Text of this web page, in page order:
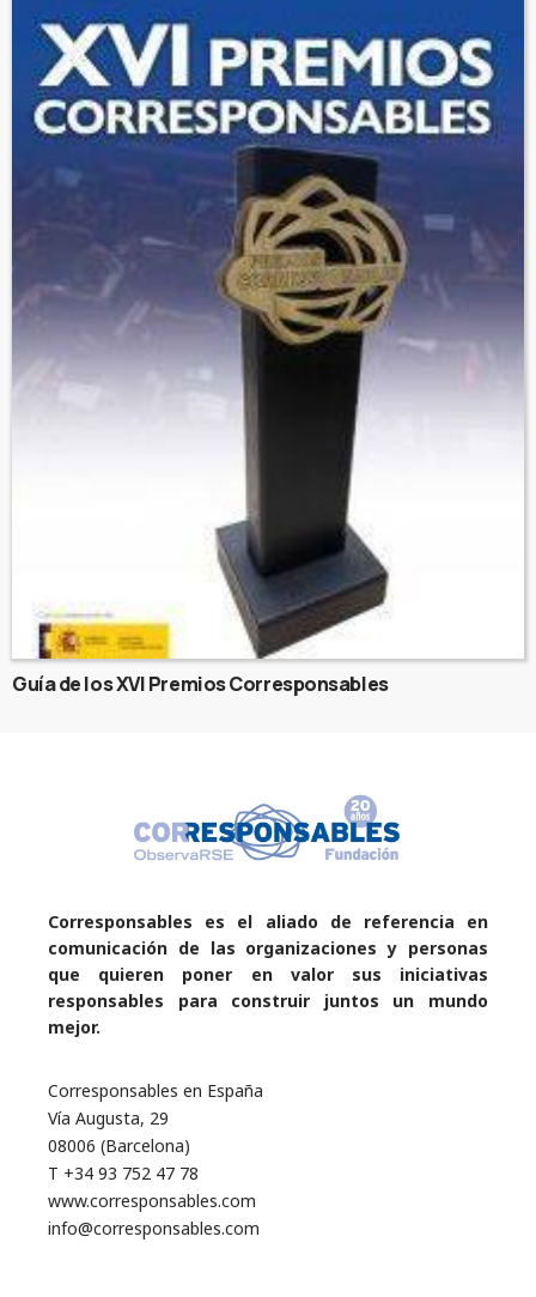
Guía de los XVI Premios Corresponsables
Corresponsables es el aliado de referencia en
comunicación de las organizaciones y personas
que quieren poner en valor sus iniciativas
responsables para construir juntos un mundo
mejor.
Corresponsables en España
Vía Augusta, 29
08006 (Barcelona)
T +34 93 752 47 78
www.corresponsables.com
info@corresponsables.com